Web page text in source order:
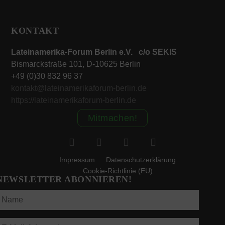
KONTAKT
Lateinamerika-Forum Berlin e.V. c/o SEKIS
Bismarckstraße 101, D-10625 Berlin
+49 (0)30 832 96 37
kontakt@lateinamerikaforum-berlin.de
https://lateinamerikaforum-berlin.de
Mitmachen!
Impressum
Datenschutzerklärung
Cookie-Richtlinie (EU)
ABONNIEREN!